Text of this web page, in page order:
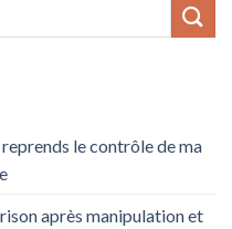
reprends le contrôle de ma
après manipulation et